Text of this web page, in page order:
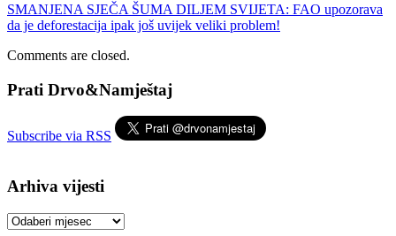
SMANJENA SJEČA ŠUMA DILJEM SVIJETA: FAO upozorava
da je deforestacija ipak još uvijek veliki problem!
Comments are closed.
Prati Drvo&Namještaj
Subscribe via RSS
Arhiva vijesti
Arhiva